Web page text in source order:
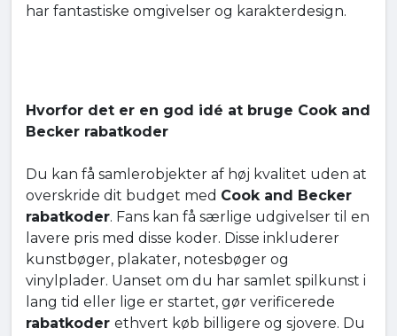
har fantastiske omgivelser og karakterdesign.
Hvorfor det er en god idé at bruge Cook and
Becker rabatkoder
Du kan få samlerobjekter af høj kvalitet uden at
overskride dit budget med Cook and Becker
rabatkoder. Fans kan få særlige udgivelser til en
lavere pris med disse koder. Disse inkluderer
kunstbøger, plakater, notesbøger og
vinylplader. Uanset om du har samlet spilkunst i
lang tid eller lige er startet, gør verificerede
rabatkoder ethvert køb billigere og sjovere. Du